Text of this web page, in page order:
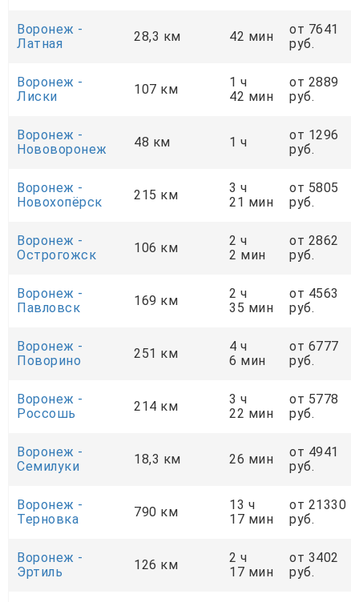
Воронеж -
Латная
28,3 км 42 мин
от 7641
руб.
Воронеж -
Лиски
107 км
1 ч
42 мин
от 2889
руб.
Воронеж -
Нововоронеж
48 км 1 ч
от 1296
руб.
Воронеж -
Новохопёрск
215 км
3 ч
21 мин
от 5805
руб.
Воронеж -
Острогожск
106 км
2 ч
2 мин
от 2862
руб.
Воронеж -
Павловск
169 км
2 ч
35 мин
от 4563
руб.
Воронеж -
Поворино
251 км
4 ч
6 мин
от 6777
руб.
Воронеж -
Россошь
214 км
3 ч
22 мин
от 5778
руб.
Воронеж -
Семилуки
18,3 км 26 мин
от 4941
руб.
Воронеж -
Терновка
790 км
13 ч
17 мин
от 21330
руб.
Воронеж -
Эртиль
126 км
2 ч
17 мин
от 3402
руб.